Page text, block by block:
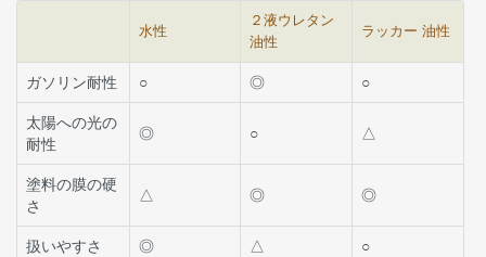
水性
２液ウレタン
油性
ラッカー 油性
ガソリン耐性 ○ ◎ ○
太陽への光の
耐性
◎ ○ △
塗料の膜の硬
さ
△ ◎ ◎
扱いやすさ ◎ △ ○